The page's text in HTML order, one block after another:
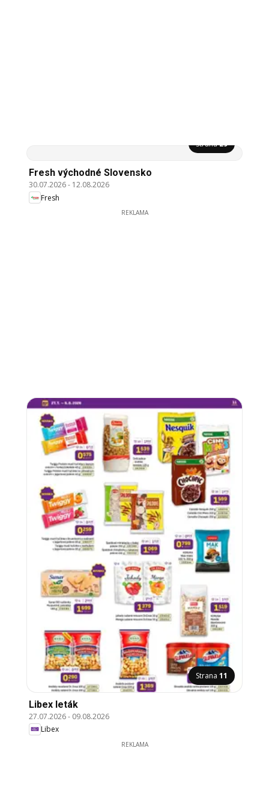
Strana29
Fresh východné Slovensko
30.07.2026- 12.08.2026
Fresh
REKLAMA
Strana 11
Libex leták
27.07.2026- 09.08.2026
Libex
REKLAMA